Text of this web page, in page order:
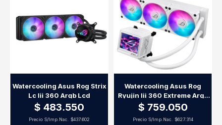
Watercooling Asus Rog Strix
Lc Iii 360 Argb Lcd
$ 483.550
Precio S/Imp.Nac. $437.602
Watercooling Asus Rog
Ryujin Iii 360 Extreme Argb
White
$ 759.050
Precio S/Imp.Nac. $627.314